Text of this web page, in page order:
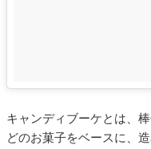
キャンディブーケとは、
どのお菓子をベースに、